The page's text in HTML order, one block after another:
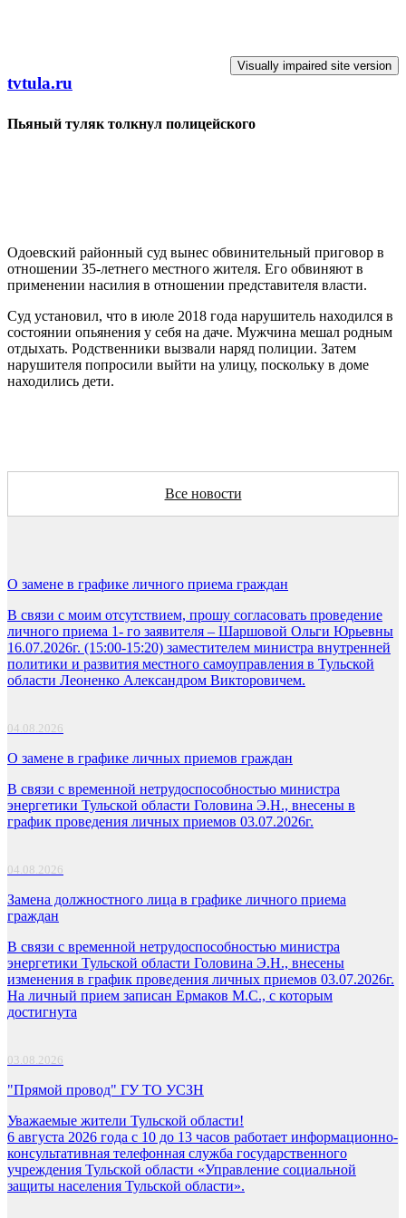
tvtula.ru
Пьяный туляк толкнул полицейского
Одоевский районный суд вынес обвинительный приговор в
отношении 35-летнего местного жителя. Его обвиняют в
применении насилия в отношении представителя власти.
Суд установил, что в июле 2018 года нарушитель находился в
состоянии опьянения у себя на даче. Мужчина мешал родным
отдыхать. Родственники вызвали наряд полиции. Затем
нарушителя попросили выйти на улицу, поскольку в доме
находились дети.
Все новости
О замене в графике личного приема граждан
В связи с моим отсутствием, прошу согласовать проведение
личного приема 1- го заявителя – Шаршовой Ольги Юрьевны
16.07.2026г. (15:00-15:20) заместителем министра внутренней
политики и развития местного самоуправления в Тульской
области Леоненко Александром Викторовичем.
04.08.2026
О замене в графике личных приемов граждан
В связи с временной нетрудоспособностью министра
энергетики Тульской области Головина Э.Н., внесены в
график проведения личных приемов 03.07.2026г.
04.08.2026
Замена должностного лица в графике личного приема
граждан
В связи с временной нетрудоспособностью министра
энергетики Тульской области Головина Э.Н., внесены
изменения в график проведения личных приемов 03.07.2026г.
На личный прием записан Ермаков М.С., с которым
достигнута
03.08.2026
"Прямой провод" ГУ ТО УСЗН
Уважаемые жители Тульской области!
6 августа 2026 года с 10 до 13 часов работает информационно-
консультативная телефонная служба государственного
учреждения Тульской области «Управление социальной
защиты населения Тульской области».